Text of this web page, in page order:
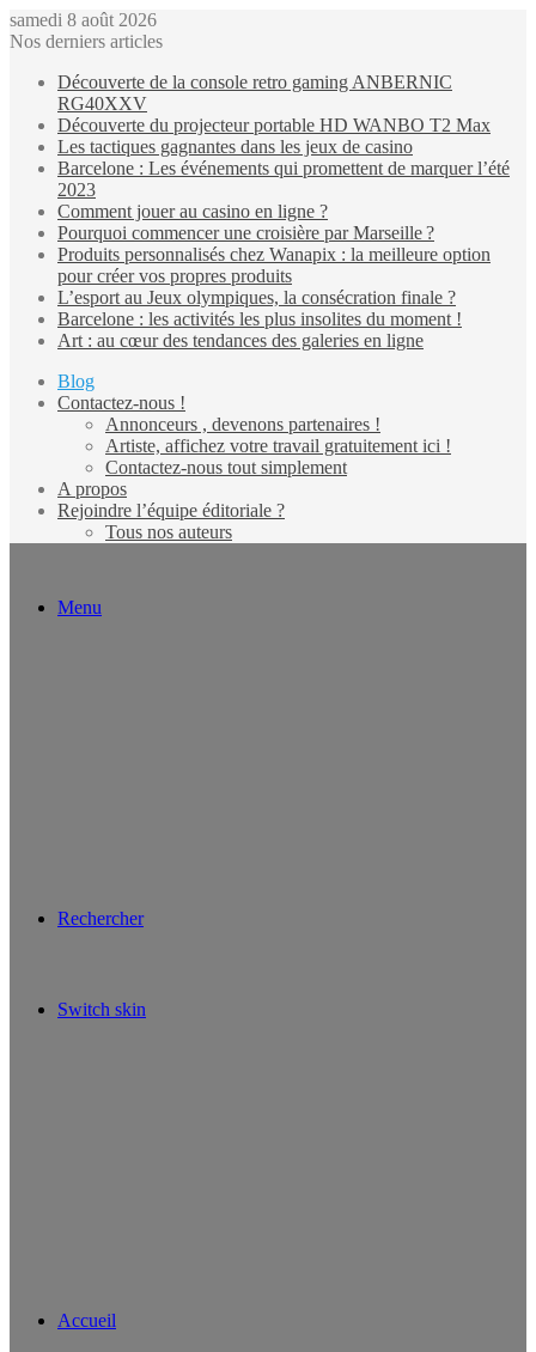
samedi 8 août 2026
Nos derniers articles
Découverte de la console retro gaming ANBERNIC
RG40XXV
Découverte du projecteur portable HD WANBO T2 Max
Les tactiques gagnantes dans les jeux de casino
Barcelone : Les événements qui promettent de marquer l’été
2023
Comment jouer au casino en ligne ?
Pourquoi commencer une croisière par Marseille ?
Produits personnalisés chez Wanapix : la meilleure option
pour créer vos propres produits
L’esport au Jeux olympiques, la consécration finale ?
Barcelone : les activités les plus insolites du moment !
Art : au cœur des tendances des galeries en ligne
Blog
Contactez-nous !
Annonceurs , devenons partenaires !
Artiste, affichez votre travail gratuitement ici !
Contactez-nous tout simplement
A propos
Rejoindre l’équipe éditoriale ?
Tous nos auteurs
Menu
Rechercher
Switch skin
Accueil